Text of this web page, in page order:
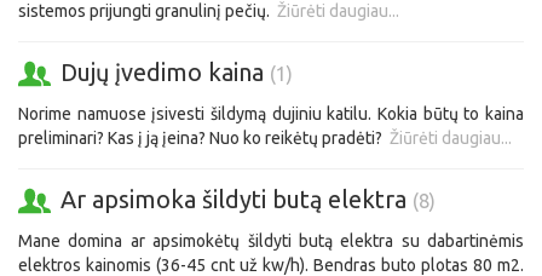
sistemos prijungti granulinį pečių. Žiūrėti daugiau...
Dujų įvedimo kaina (1)
Norime namuose įsivesti šildymą dujiniu katilu. Kokia būtų to kaina
preliminari? Kas į ją įeina? Nuo ko reikėtų pradėti? Žiūrėti daugiau...
Ar apsimoka šildyti butą elektra (8)
Mane domina ar apsimokėtų šildyti butą elektra su dabartinėmis
elektros kainomis (36-45 cnt už kw/h). Bendras buto plotas 80 m2.